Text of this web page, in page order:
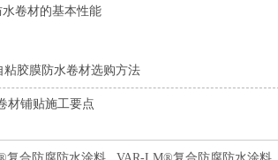
卷材的基本性能
粘胶膜防水卷材选购方法
材铺贴施工要点